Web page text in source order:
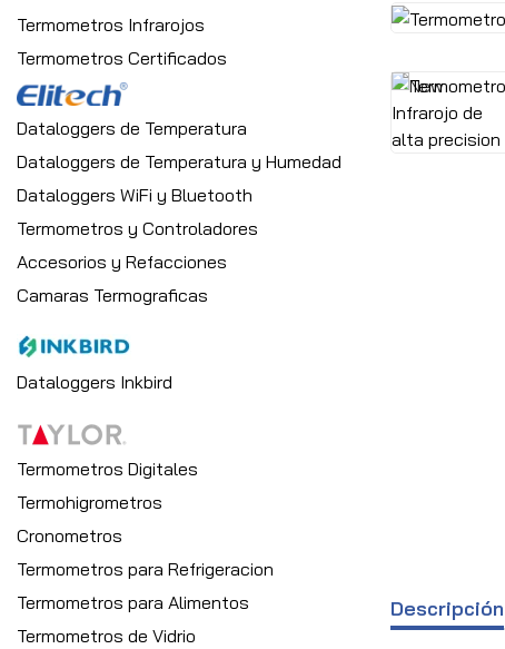
Termometros Infrarojos
Termometros Certificados
Dataloggers de Temperatura
Dataloggers de Temperatura y Humedad
Dataloggers WiFi y Bluetooth
Termometros y Controladores
Accesorios y Refacciones
Camaras Termograficas
Dataloggers Inkbird
Termometros Digitales
Termohigrometros
Cronometros
Termometros para Refrigeracion
Termometros para Alimentos
Termometros de Vidrio
Descripción